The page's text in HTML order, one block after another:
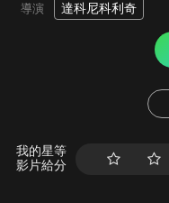
導演 達科尼科利奇
我的星等
影片給分